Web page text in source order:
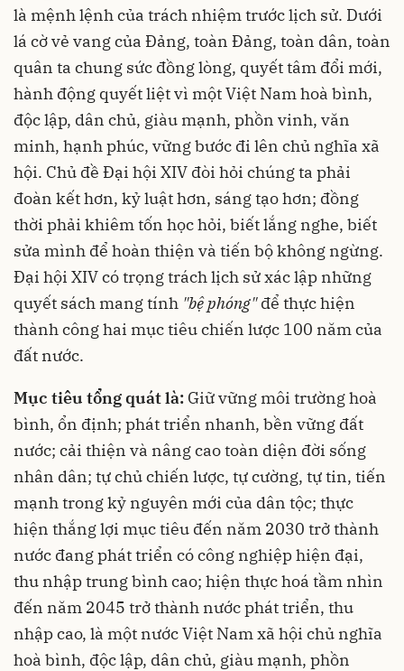
là mệnh lệnh của trách nhiệm trước lịch sử. Dưới
lá cờ vẻ vang của Đảng, toàn Đảng, toàn dân, toàn
quân ta chung sức đồng lòng, quyết tâm đổi mới,
hành động quyết liệt vì một Việt Nam hoà bình,
độc lập, dân chủ, giàu mạnh, phồn vinh, văn
minh, hạnh phúc, vững bước đi lên chủ nghĩa xã
hội. Chủ đề Đại hội XIV đòi hỏi chúng ta phải
đoàn kết hơn, kỷ luật hơn, sáng tạo hơn; đồng
thời phải khiêm tốn học hỏi, biết lắng nghe, biết
sửa mình để hoàn thiện và tiến bộ không ngừng.
Đại hội XIV có trọng trách lịch sử xác lập những
quyết sách mang tính "bệ phóng"để thực hiện
thành công hai mục tiêu chiến lược 100 năm của
đất nước.
Mục tiêu tổng quát là: Giữ vững môi trường hoà
bình, ổn định; phát triển nhanh, bền vững đất
nước; cải thiện và nâng cao toàn diện đời sống
nhân dân; tự chủ chiến lược, tự cường, tự tin, tiến
mạnh trong kỷ nguyên mới của dân tộc; thực
hiện thắng lợi mục tiêu đến năm 2030 trở thành
nước đang phát triển có công nghiệp hiện đại,
thu nhập trung bình cao; hiện thực hoá tầm nhìn
đến năm 2045 trở thành nước phát triển, thu
nhập cao, là một nước Việt Nam xã hội chủ nghĩa
hoà bình, độc lập, dân chủ, giàu mạnh, phồn